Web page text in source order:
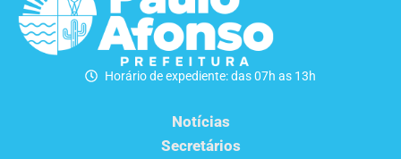
Horário de expediente: das 07h as 13h
Notícias
Secretários